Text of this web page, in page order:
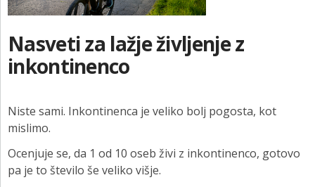
Nasveti za lažje življenje z
inkontinenco
Niste sami. Inkontinenca je veliko bolj pogosta, kot
mislimo.
Ocenjuje se, da 1 od 10 oseb živi z inkontinenco, gotovo
pa je to število še veliko višje.